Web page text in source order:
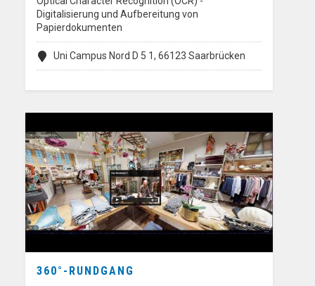
Digitalisierung und Aufbereitung von
Papierdokumenten
Uni Campus Nord D 5 1, 66123 Saarbrücken
360°-RUNDGANG